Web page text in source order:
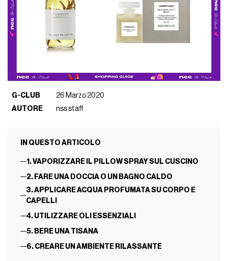
G-CLUB
26 Marzo 2020
AUTORE
nss staff
IN QUESTO ARTICOLO
1. VAPORIZZARE IL PILLOW SPRAY SUL CUSCINO
2. FARE UNA DOCCIA O UN BAGNO CALDO
3. APPLICARE ACQUA PROFUMATA SU CORPO E
CAPELLI
4. UTILIZZARE OLI ESSENZIALI
5. BERE UNA TISANA
6. CREARE UN AMBIENTE RILASSANTE